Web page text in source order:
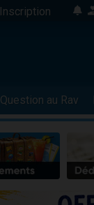
Inscription
Question au Rav